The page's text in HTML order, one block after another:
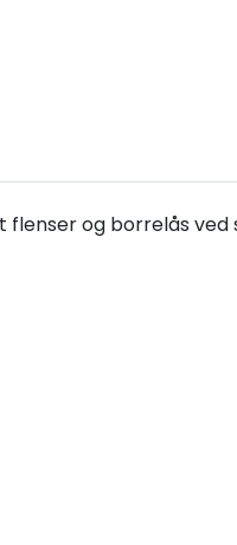
flenser og borrelås